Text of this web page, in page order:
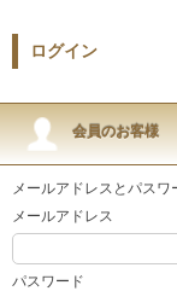
ログイン
会員のお客様
メールアドレスとパスワ
メールアドレス
パスワード